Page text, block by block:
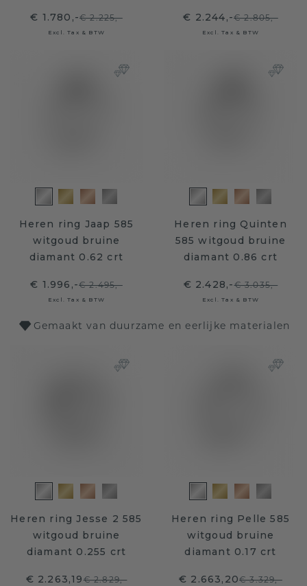
€ 1.780,-€ 2.225,-
Excl. Tax & BTW
€ 2.244,-€ 2.805,-
Excl. Tax & BTW
Heren ring Jaap 585
witgoud bruine
diamant 0.62 crt
€ 1.996,-€ 2.495,-
Excl. Tax & BTW
Heren ring Quinten
585 witgoud bruine
diamant 0.86 crt
€ 2.428,-€ 3.035,-
Excl. Tax & BTW
Gemaakt van duurzame en eerlijke materialen
Heren ring Jesse 2 585
witgoud bruine
diamant 0.255 crt
€ 2.263,19€ 2.829,-
Heren ring Pelle 585
witgoud bruine
diamant 0.17 crt
€ 2.663,20€ 3.329,-